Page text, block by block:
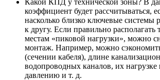
Какой КПД у технической зоны? В
коэффициент будет рассчитываться,
насколько близко ключевые системы
к другу. Если правильно
местам «пиковой нагрузки», можно
монтаж. Например, можно
(сечении кабеля), длине
водопроводных каналов, их
давлению и т. д.